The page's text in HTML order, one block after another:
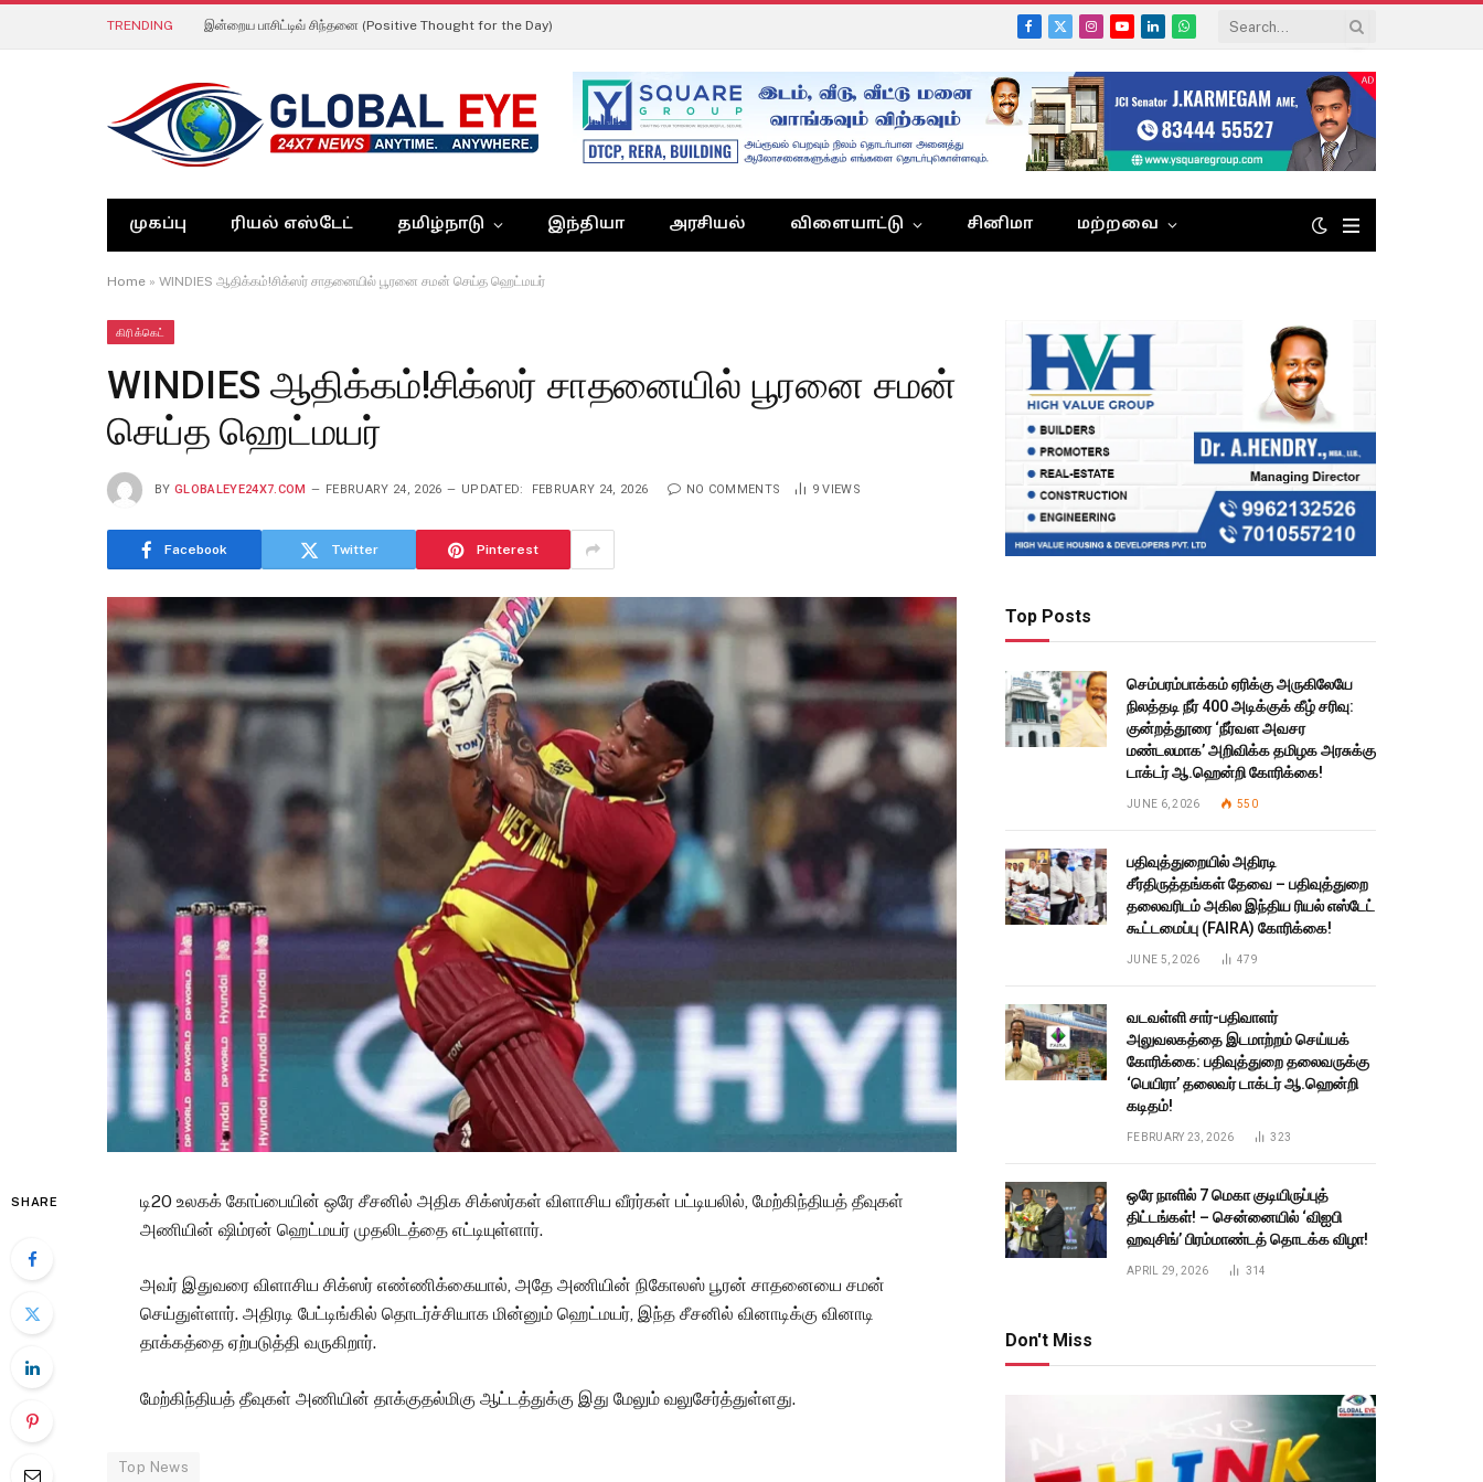
TRENDING இன்றைய பாசிட்டிவ் சிந்தனை (Positive Thought for the Day)
Facebook
X
Instagram
YouTube
LinkedInWhatsApp
முகப்பு ரியல் எஸ்டேட் தமிழ்நாடு இந்தியா அரசியல் விளையாட்டு சினிமா மற்றவை
Home » WINDIES ஆதிக்கம்!சிக்ஸர் சாதனையில் பூரனை சமன் செய்த ஹெட்மயர்
கிரிக்கெட்
WINDIES ஆதிக்கம்!சிக்ஸர் சாதனையில் பூரனை சமன்
செய்த ஹெட்மயர்
BY GLOBALEYE24X7.COM FEBRUARY 24, 2026 UPDATED: FEBRUARY 24, 2026 NO COMMENTS 9VIEWS
Facebook Twitter Pinterest
SHARE
டி20 உலகக் கோப்பையின் ஒரே சீசனில் அதிக சிக்ஸர்கள் விளாசிய வீரர்கள் பட்டியலில், மேற்கிந்தியத் தீவுகள்
அணியின் ஷிம்ரன் ஹெட்மயர் முதலிடத்தை எட்டியுள்ளார்.
அவர் இதுவரை விளாசிய சிக்ஸர் எண்ணிக்கையால், அதே அணியின் நிகோலஸ் பூரன் சாதனையை சமன்
செய்துள்ளார். அதிரடி பேட்டிங்கில் தொடர்ச்சியாக மின்னும் ஹெட்மயர், இந்த சீசனில் வினாடிக்கு வினாடி
தாக்கத்தை ஏற்படுத்தி வருகிறார்.
மேற்கிந்தியத் தீவுகள் அணியின் தாக்குதல்மிகு ஆட்டத்துக்கு இது மேலும் வலுசேர்த்துள்ளது.
Top News
Top Posts
செம்பரம்பாக்கம் ஏரிக்கு அருகிலேயே
நிலத்தடி நீர் 400 அடிக்குக் கீழ் சரிவு:
குன்றத்தூரை ‘நீர்வள அவசர
மண்டலமாக’ அறிவிக்க தமிழக அரசுக்கு
டாக்டர் ஆ.ஹென்றி கோரிக்கை!
JUNE 6, 2026 550
பதிவுத்துறையில் அதிரடி
சீர்திருத்தங்கள் தேவை – பதிவுத்துறை
தலைவரிடம் அகில இந்திய ரியல் எஸ்டேட்
கூட்டமைப்பு (FAIRA) கோரிக்கை!
JUNE 5, 2026 479
வடவள்ளி சார்-பதிவாளர்
அலுவலகத்தை இடமாற்றம் செய்யக்
கோரிக்கை: பதிவுத்துறை தலைவருக்கு
‘பெயிரா’ தலைவர் டாக்டர் ஆ.ஹென்றி
கடிதம்!
FEBRUARY 23, 2026 323
ஒரே நாளில் 7 மெகா குடியிருப்புத்
திட்டங்கள்! – சென்னையில் ‘விஐபி
ஹவுசிங்’ பிரம்மாண்டத் தொடக்க விழா!
APRIL 29, 2026 314
Don't Miss